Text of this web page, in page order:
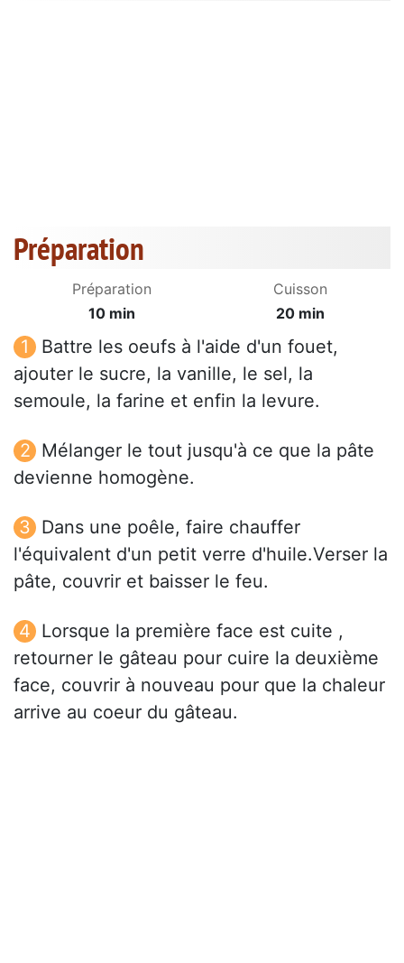
Préparation
Préparation
10 min
Cuisson
20 min
Battre les oeufs à l'aide d'un fouet,
ajouter le sucre, la vanille, le sel, la
semoule, la farine et enfin la levure.
Mélanger le tout jusqu'à ce que la pâte
devienne homogène.
Dans une poêle, faire chauffer
l'équivalent d'un petit verre d'huile.Verser la
pâte, couvrir et baisser le feu.
Lorsque la première face est cuite ,
retourner le gâteau pour cuire la deuxième
face, couvrir à nouveau pour que la chaleur
arrive au coeur du gâteau.